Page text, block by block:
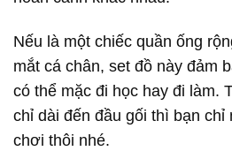
Nếu là một chiếc quần ống
mắt cá chân, set đồ này đảm
có thể mặc đi học hay đi làm.
chỉ dài đến đầu gối thì bạn chỉ
chơi thôi nhé.